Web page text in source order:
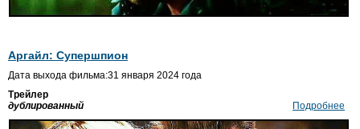
Аргайл: Супершпион
Дата выхода фильма:31 января 2024 года
Трейлер
дублированный
Подробнее